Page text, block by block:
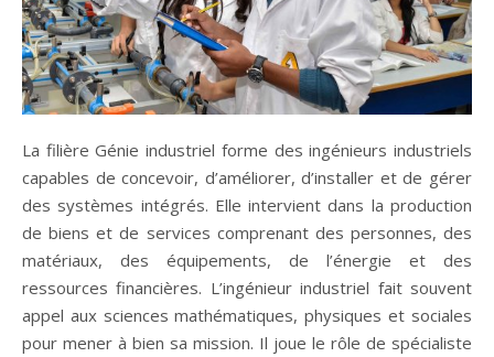
La filière Génie industriel forme des ingénieurs industriels
capables de concevoir, d’améliorer, d’installer et de gérer
des systèmes intégrés. Elle intervient dans la production
de biens et de services comprenant des personnes, des
matériaux, des équipements, de l’énergie et des
ressources financières. L’ingénieur industriel fait souvent
appel aux sciences mathématiques, physiques et sociales
pour mener à bien sa mission. Il joue le rôle de spécialiste